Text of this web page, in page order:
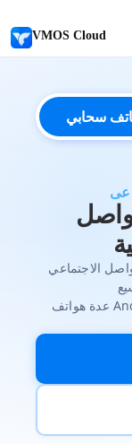
VMOS Cloud
سحابي
الاجتماعي
عدة هواتف Android السحابية مع سير عمل وكيل الذكاء